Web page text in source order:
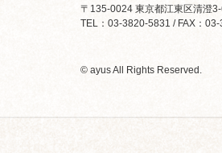
〒135-0024 東京都江東区清澄
TEL：03-3820-5831 / FAX：03-
© ayus All Rights Reserved.